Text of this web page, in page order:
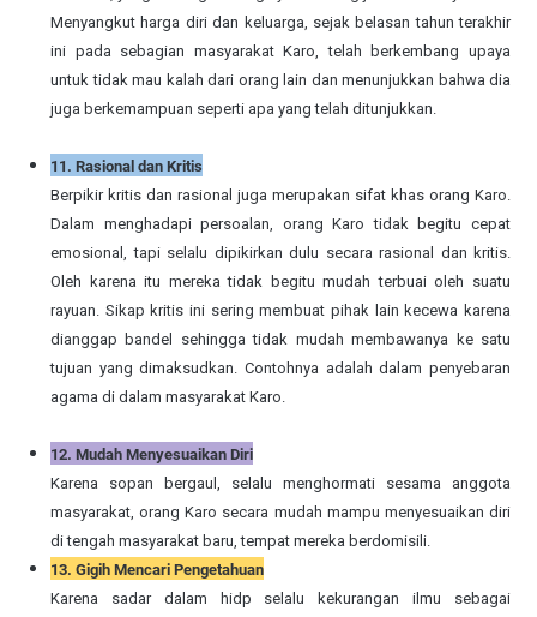
Menyangkut harga diri dan keluarga, sejak belasan tahun terakhir
ini pada sebagian masyarakat Karo, telah berkembang upaya
untuk tidak mau kalah dari orang lain dan menunjukkan bahwa dia
juga berkemampuan seperti apa yang telah ditunjukkan.
11. Rasional dan Kritis
Berpikir kritis dan rasional juga merupakan sifat khas orang Karo.
Dalam menghadapi persoalan, orang Karo tidak begitu cepat
emosional, tapi selalu dipikirkan dulu secara rasional dan kritis.
Oleh karena itu mereka tidak begitu mudah terbuai oleh suatu
rayuan. Sikap kritis ini sering membuat pihak lain kecewa karena
dianggap bandel sehingga tidak mudah membawanya ke satu
tujuan yang dimaksudkan. Contohnya adalah dalam penyebaran
agama di dalam masyarakat Karo.
12. Mudah Menyesuaikan Diri
Karena sopan bergaul, selalu menghormati sesama anggota
masyarakat, orang Karo secara mudah mampu menyesuaikan diri
di tengah masyarakat baru, tempat mereka berdomisili.
13. Gigih Mencari Pengetahuan
Karena sadar dalam hidp selalu kekurangan ilmu sebagai